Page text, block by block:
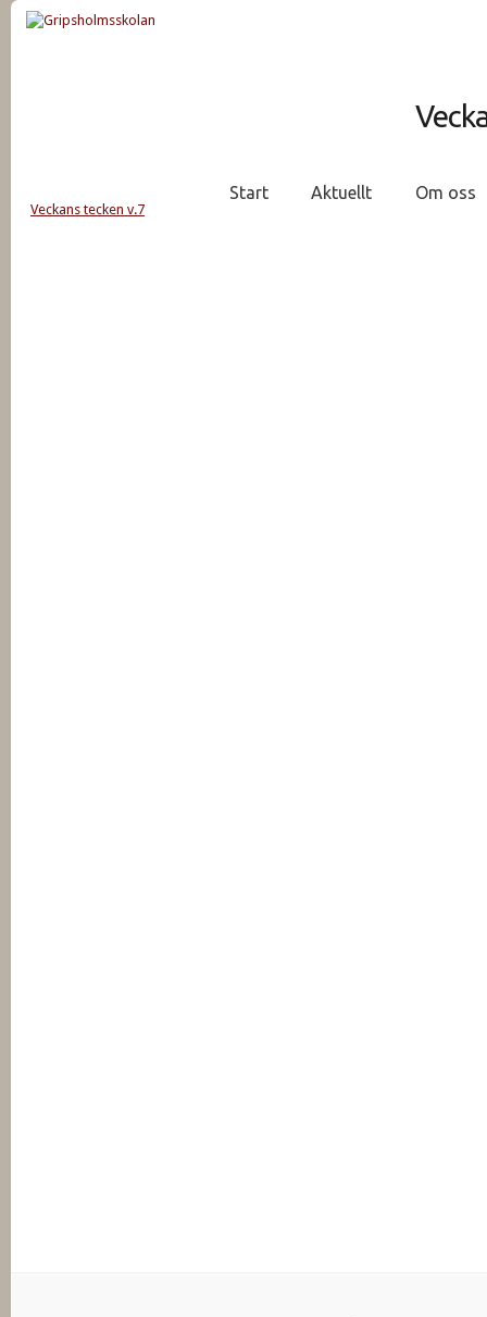
Start Aktuellt Om oss
Veckans tecken v.7